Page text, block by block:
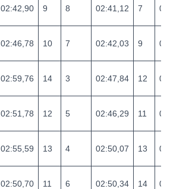
02:42,90 9 8 02:41,12 7
02:46,78 10 7 02:42,03 9
02:59,76 14 3 02:47,84 12
02:51,78 12 5 02:46,29 11
02:55,59 13 4 02:50,07 13
02:50,70 11 6 02:50,34 14